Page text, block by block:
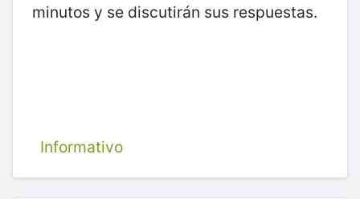
minutos y se discutirán sus respuestas.
Informativo